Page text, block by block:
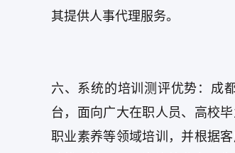
其提供人事代理服务。
六、系统的培训测评优势：成
台，面向广大在职人员、高校
职业素养等领域培训，并根据